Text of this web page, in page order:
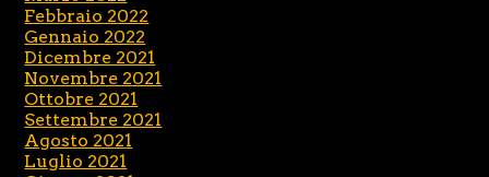
Febbraio 2022
Gennaio 2022
Dicembre 2021
Novembre 2021
Ottobre 2021
Settembre 2021
Agosto 2021
Luglio 2021